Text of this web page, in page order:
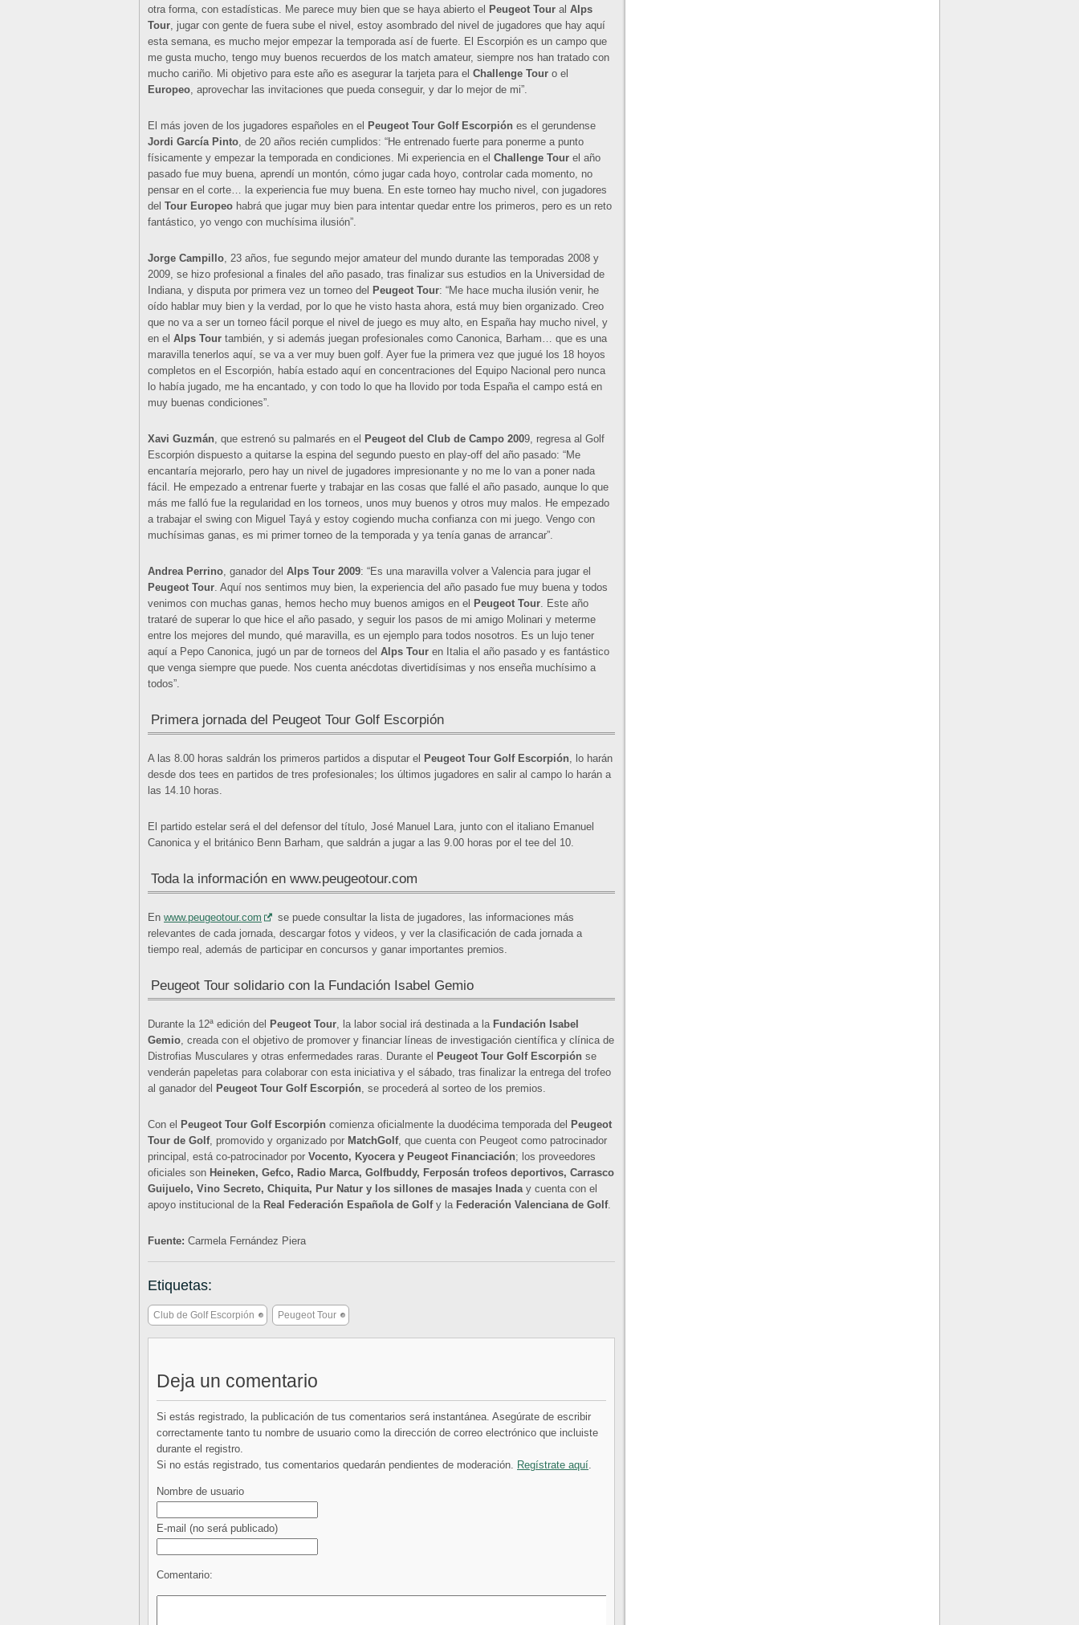
otra forma, con estadísticas. Me parece muy bien que se haya abierto el Peugeot Tour al Alps
Tour, jugar con gente de fuera sube el nivel, estoy asombrado del nivel de jugadores que hay aquí
esta semana, es mucho mejor empezar la temporada así de fuerte. El Escorpión es un campo que
me gusta mucho, tengo muy buenos recuerdos de los match amateur, siempre nos han tratado con
mucho cariño. Mi objetivo para este año es asegurar la tarjeta para el Challenge Tour o el
Europeo, aprovechar las invitaciones que pueda conseguir, y dar lo mejor de mi”.
El más joven de los jugadores españoles en el Peugeot Tour Golf Escorpión es el gerundense
Jordi García Pinto, de 20 años recién cumplidos: “He entrenado fuerte para ponerme a punto
físicamente y empezar la temporada en condiciones. Mi experiencia en el Challenge Tour el año
pasado fue muy buena, aprendí un montón, cómo jugar cada hoyo, controlar cada momento, no
pensar en el corte… la experiencia fue muy buena. En este torneo hay mucho nivel, con jugadores
del Tour Europeo habrá que jugar muy bien para intentar quedar entre los primeros, pero es un reto
fantástico, yo vengo con muchísima ilusión”.
Jorge Campillo, 23 años, fue segundo mejor amateur del mundo durante las temporadas 2008 y
2009, se hizo profesional a finales del año pasado, tras finalizar sus estudios en la Universidad de
Indiana, y disputa por primera vez un torneo del Peugeot Tour: “Me hace mucha ilusión venir, he
oído hablar muy bien y la verdad, por lo que he visto hasta ahora, está muy bien organizado. Creo
que no va a ser un torneo fácil porque el nivel de juego es muy alto, en España hay mucho nivel, y
en el Alps Tour también, y si además juegan profesionales como Canonica, Barham… que es una
maravilla tenerlos aquí, se va a ver muy buen golf. Ayer fue la primera vez que jugué los 18 hoyos
completos en el Escorpión, había estado aquí en concentraciones del Equipo Nacional pero nunca
lo había jugado, me ha encantado, y con todo lo que ha llovido por toda España el campo está en
muy buenas condiciones”.
Xavi Guzmán, que estrenó su palmarés en el Peugeot del Club de Campo 2009, regresa al Golf
Escorpión dispuesto a quitarse la espina del segundo puesto en play-off del año pasado: “Me
encantaría mejorarlo, pero hay un nivel de jugadores impresionante y no me lo van a poner nada
fácil. He empezado a entrenar fuerte y trabajar en las cosas que fallé el año pasado, aunque lo que
más me falló fue la regularidad en los torneos, unos muy buenos y otros muy malos. He empezado
a trabajar el swing con Miguel Tayá y estoy cogiendo mucha confianza con mi juego. Vengo con
muchísimas ganas, es mi primer torneo de la temporada y ya tenía ganas de arrancar”.
Andrea Perrino, ganador del Alps Tour 2009: “Es una maravilla volver a Valencia para jugar el
Peugeot Tour. Aquí nos sentimos muy bien, la experiencia del año pasado fue muy buena y todos
venimos con muchas ganas, hemos hecho muy buenos amigos en el Peugeot Tour. Este año
trataré de superar lo que hice el año pasado, y seguir los pasos de mi amigo Molinari y meterme
entre los mejores del mundo, qué maravilla, es un ejemplo para todos nosotros. Es un lujo tener
aquí a Pepo Canonica, jugó un par de torneos del Alps Tour en Italia el año pasado y es fantástico
que venga siempre que puede. Nos cuenta anécdotas divertidísimas y nos enseña muchísimo a
todos”.
Primera jornada del Peugeot Tour Golf Escorpión
A las 8.00 horas saldrán los primeros partidos a disputar el Peugeot Tour Golf Escorpión, lo harán
desde dos tees en partidos de tres profesionales; los últimos jugadores en salir al campo lo harán a
las 14.10 horas.
El partido estelar será el del defensor del título, José Manuel Lara, junto con el italiano Emanuel
Canonica y el británico Benn Barham, que saldrán a jugar a las 9.00 horas por el tee del 10.
Toda la información en www.peugeotour.com
En www.peugeotour.com
se puede consultar la lista de jugadores, las informaciones más
relevantes de cada jornada, descargar fotos y videos, y ver la clasificación de cada jornada a
tiempo real, además de participar en concursos y ganar importantes premios.
Peugeot Tour solidario con la Fundación Isabel Gemio
Durante la 12ª edición del Peugeot Tour, la labor social irá destinada a la Fundación Isabel
Gemio, creada con el objetivo de promover y financiar líneas de investigación científica y clínica de
Distrofias Musculares y otras enfermedades raras. Durante el Peugeot Tour Golf Escorpión se
venderán papeletas para colaborar con esta iniciativa y el sábado, tras finalizar la entrega del trofeo
al ganador del Peugeot Tour Golf Escorpión, se procederá al sorteo de los premios.
Con el Peugeot Tour Golf Escorpión comienza oficialmente la duodécima temporada del Peugeot
Tour de Golf, promovido y organizado por MatchGolf, que cuenta con Peugeot como patrocinador
principal, está co-patrocinador por Vocento, Kyocera y Peugeot Financiación; los proveedores
oficiales son Heineken, Gefco, Radio Marca, Golfbuddy, Ferposán trofeos deportivos, Carrasco
Guijuelo, Vino Secreto, Chiquita, Pur Natur y los sillones de masajes Inada y cuenta con el
apoyo institucional de la Real Federación Española de Golfy la Federación Valenciana de Golf.
Fuente: Carmela Fernández Piera
Etiquetas:
Club de Golf Escorpión Peugeot Tour
Deja un comentario
Si estás registrado, la publicación de tus comentarios será instantánea. Asegúrate de escribir
correctamente tanto tu nombre de usuario como la dirección de correo electrónico que incluiste
durante el registro.
Si no estás registrado, tus comentarios quedarán pendientes de moderación. Regístrate aquí.
Nombre de usuario
E-mail (no será publicado)
Comentario: